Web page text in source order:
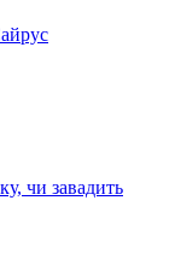
чи завадить